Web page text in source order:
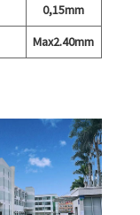
0,15mm
Max2.40mm